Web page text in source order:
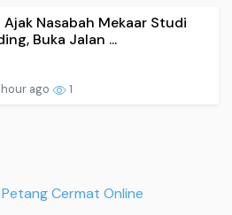
Ajak Nasabah Mekaar Studi
Buka Jalan ...
hour ago 1
Cermat Online